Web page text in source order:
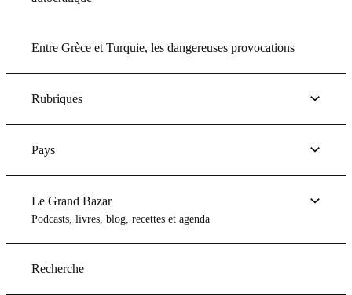
Entre Grèce et Turquie, les dangereuses provocations
Rubriques
Pays
Le Grand Bazar
Podcasts, livres, blog, recettes et agenda
Recherche